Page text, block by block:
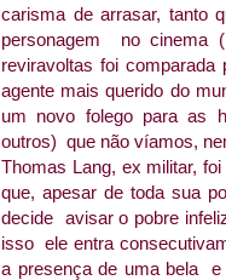
carisma de arrasar, tanto
personagem no cinema
reviravoltas foi
agente mais querido do
um novo folego para as
outros) que não víamos,
Thomas Lang, ex militar,
que, apesar de toda sua
decide avisar o pobre
isso ele entra
a presença de uma bela e